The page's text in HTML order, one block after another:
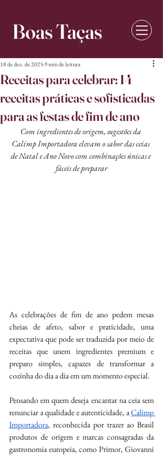
Boas Taças
Receitas para celebrar: 14
receitas práticas e sofisticadas
para as festas de fim de ano
18 de dez. de 20259 min de leitura
Com ingredientes de origem, sugestões da
Calimp Importadora elevam o sabor das ceias
de Natal e Ano Novo com combinações únicas e
fáceis de preparar
As celebrações de fim de ano pedem mesas
cheias de afeto, sabor e praticidade, uma
expectativa que pode ser traduzida por meio de
receitas que unem ingredientes premium e
preparo simples, capazes de transformar a
cozinha do dia a dia em um momento especial.
Pensando em quem deseja encantar na ceia sem
renunciar a qualidade e autenticidade, a Calimp
Importadora, reconhecida por trazer ao Brasil
produtos de origem e marcas consagradas da
gastronomia europeia, como Primor, Giovanni